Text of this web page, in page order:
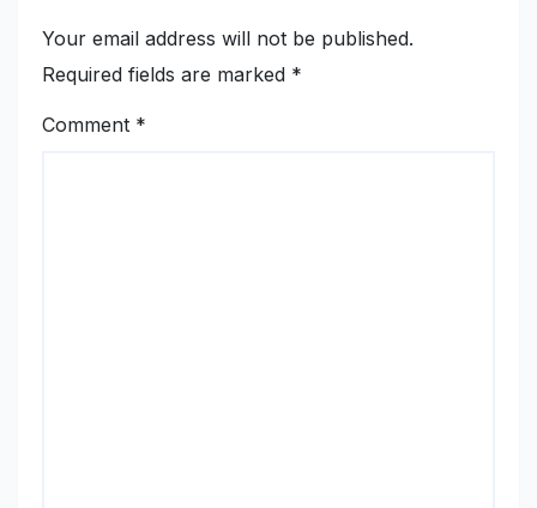
Your email address will not be published.
Required fields are marked *
Comment *